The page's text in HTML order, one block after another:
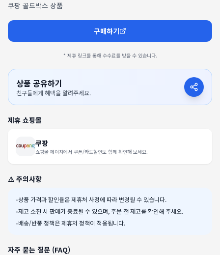
쿠팡 골드박스 상품
구매하기
* 제휴 링크를 통해 수수료를 받을 수 있습니다.
상품 공유하기
친구들에게 혜택을 알려주세요.
제휴 쇼핑몰
쿠팡
쇼핑몰 페이지에서 쿠폰/카드할인도 함께 확인해 보세요.
⚠️ 주의사항
•상품 가격과 할인율은 제휴처 사정에 따라 변경될 수 있습니다.
•재고 소진 시 판매가 종료될 수 있으며, 주문 전 재고를 확인해 주세요.
•배송/반품 정책은 제휴처 정책이 적용됩니다.
자주 묻는 질문 (FAQ)